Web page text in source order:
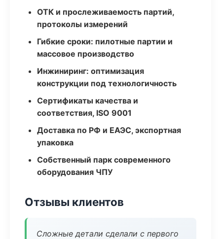
ОТК и прослеживаемость партий,
протоколы измерений
Гибкие сроки: пилотные партии и
массовое производство
Инжиниринг: оптимизация
конструкции под технологичность
Сертификаты качества и
соответствия, ISO 9001
Доставка по РФ и ЕАЭС, экспортная
упаковка
Собственный парк современного
оборудования ЧПУ
Отзывы клиентов
Сложные детали сделали с первого